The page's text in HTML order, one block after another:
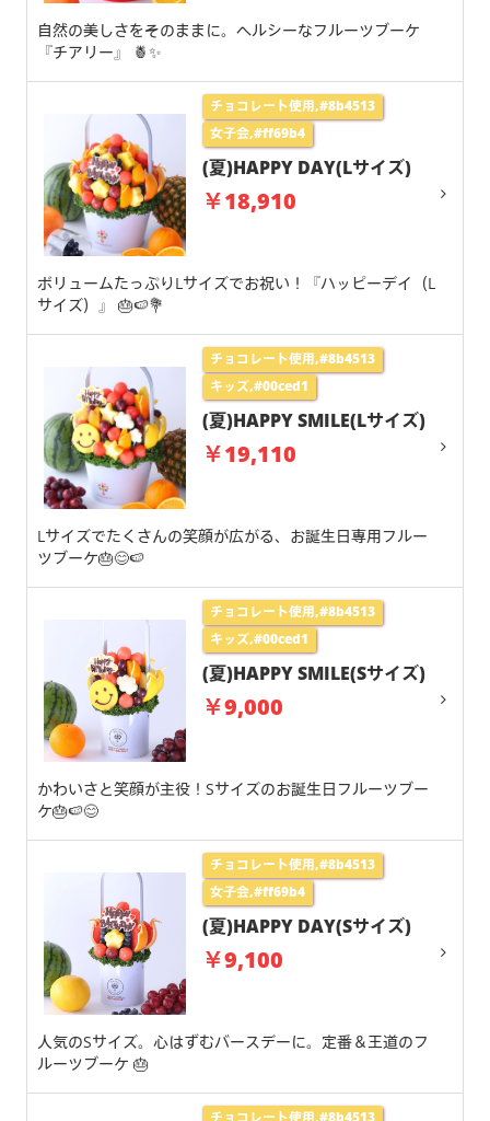
自然の美しさをそのままに。ヘルシーなフルーツブーケ
『チアリー』 🍍✨
チョコレート使用,#8b4513
女子会,#ff69b4
(夏)HAPPY DAY(Lサイズ)
￥18,910
ボリュームたっぷりLサイズでお祝い！『ハッピーデイ（L
サイズ）』 🎂🍉💐
チョコレート使用,#8b4513
キッズ,#00ced1
(夏)HAPPY SMILE(Lサイズ)
￥19,110
Lサイズでたくさんの笑顔が広がる、お誕生日専用フルー
ツブーケ🎂😊🍉
チョコレート使用,#8b4513
キッズ,#00ced1
(夏)HAPPY SMILE(Sサイズ)
￥9,000
かわいさと笑顔が主役！Sサイズのお誕生日フルーツブー
ケ🎂🍉😊
チョコレート使用,#8b4513
女子会,#ff69b4
(夏)HAPPY DAY(Sサイズ)
￥9,100
人気のSサイズ。心はずむバースデーに。定番＆王道のフ
ルーツブーケ 🎂